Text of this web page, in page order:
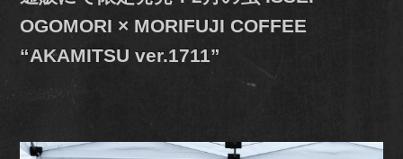
OGOMORI × MORIFUJI COFFEE
“AKAMITSU ver.1711”